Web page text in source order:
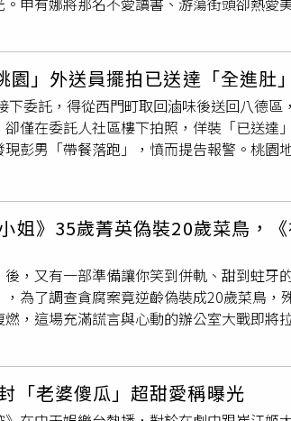
控制的帳戶。他之後曾在維吉尼亞州一家
方表示，該武器在他離開商店前已被改為
20年刑期，認為他多次試圖加入伊斯蘭
）最終判處11年監禁。槍擊事件發
停主要校區運作至週五，同時呼籲民眾避
容事件為校園悲劇，並對受影響者表達關
尼亞州諾福克市，是一所公立大學，約有
方背景相關，而諾福克地區同時也是全球
散發出的氣色也會完全不同。在享受美食
IG）情緒充電站：貓咪、家人與「愛笑
的。回家後摸摸家裡的四隻貓咪是她最療
，她常提醒自己多笑，因為發自內心的喜
Infinity Pool 的體態雕塑朴信惠最近喜歡
作，能在短時間內達到極佳的鍛鍊效果。
，非常適合像她這樣忙碌的職業女性。（
大眾印象深刻。 在 Instagram 查看這則貼文 從
少女，兩人在劇中設定相差15歲，實際則
逆美。網友發現，申有娜的五官精緻度在
，讓這份「神級選角」成為劇中一大看點
式」申有娜擁有人人稱羨的「直角肩」與
早餐，以此啟動一整天的基礎代謝。午餐
她一天僅吃兩餐，並將份量減至原本的一
中在白天，避免隔日水腫。（圖／取自
的工作與口慾，申有娜有自己的應對之道
選擇。低卡晚餐：晚餐多以沙拉搭配雞胸
辣食物（如雞爪、炒年糕）來緩解情緒。
／取自 igotyuandme IG）ITZY 申有娜減
維持身材的不二法門：一小時規律動：即
了日常高強度的唱跳排練，她還會搭配皮
耗，這也是她維持名品身材的重要環節。
」外送員擺拍已送達「全進肚
委託，得從西門町取回滷味後送回八德區
僅在委託人社區樓下拍照，佯裝「已送達
彭男「帶餐落跑」，憤而提告報警。桃園
返還滷味費用。判決書指出，外送員彭男
路漫長，騎車單趟就要52分鐘，再加上回
味拍照後回傳，佯裝已送達的假象，拍完照
發現彭男拍照後直接離去，餐點未曾交付
拍」，拍完照整包拎回家享用。彭男坦承
用工作機會持有他人財物卻據為己有，行
刑。法官認為，彭男侵害顧客財產權益，
失。綜合其家庭狀況、素行及犯罪動機等
，由於單趟騎乘距離超過20公里，外送費
三立新聞網報導． 直擊極樂包廂！警臥底
開保時捷」跑山 ：體力來自輸液 竹警要
光
姐》35歲菁英偽裝20歲菜鳥，
，又有一部準備讓你笑到併軌、甜到蛀牙
為了調查貪腐案竟逆齡偽裝成20歲菜鳥，
，這場充滿謊言與心動的辦公室大戰即將
《社內相親》導演再出擊，預約下一部爆款
，那麼《臥底洪小姐》絕對是你不可錯過的
的朴敾虎導演執導，聯手擅長描繪非典型
保證將再次帶來節奏明快、笑點密集，同
老婆傻瓜」超甜愛稱曝光